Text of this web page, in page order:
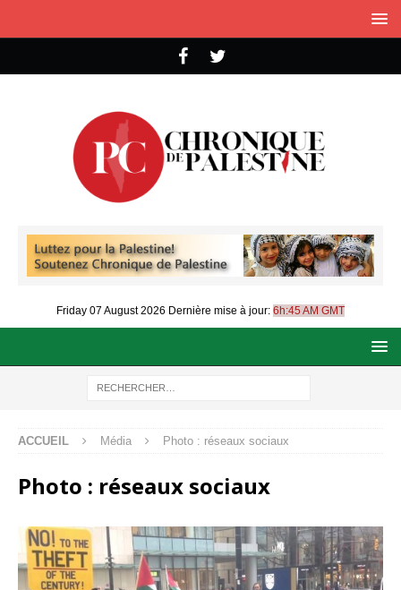
Friday 07 August 2026 Dernière mise à jour: 6h:45 AM GMT
ACCUEIL Média Photo : réseaux sociaux
Photo : réseaux sociaux